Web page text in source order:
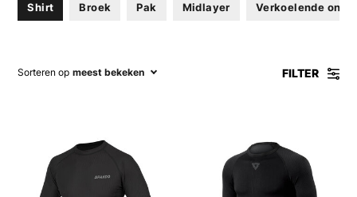
Shirt Broek Pak Midlayer Verkoelende
Sorteren op meest bekeken FILTER